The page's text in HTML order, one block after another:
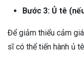
Bước 3: Ủ tê
Để giảm thiểu cảm
sĩ có thể tiến hành ủ